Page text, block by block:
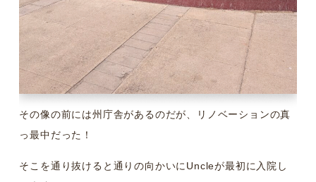
その像の前には州庁舎があるのだが、リノベーションの真
っ最中だった！
そこを通り抜けると通りの向かいにUncleが最初に入院し